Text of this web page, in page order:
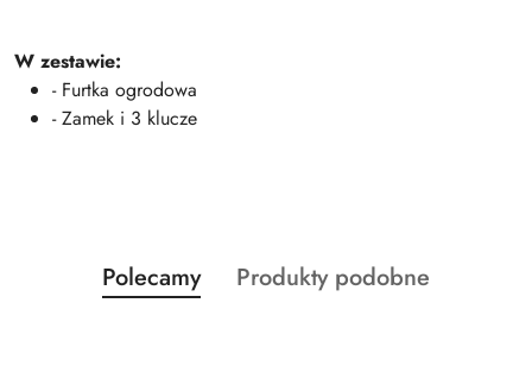
W zestawie:
- Furtka ogrodowa
- Zamek i 3 klucze
Pomiń karuzelę produktów
Produkty
o
Polecamy
Produkty
Produkty podobne